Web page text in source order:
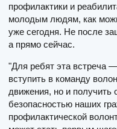
профилактики и
молодым людям, как
уже сегодня. Не после
а прямо сейчас.
"Для ребят эта встреча
вступить в команду
движения, но и получить
безопасностью наших
профилактической